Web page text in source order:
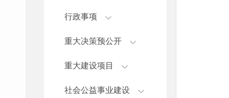
行政事项
重大决策预公开
重大建设项目
社会公益事业建设